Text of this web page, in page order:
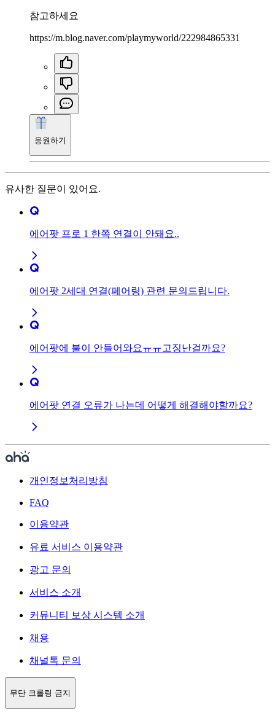
참고하세요
https://m.blog.naver.com/playmyworld/222984865331
응원하기
유사한 질문이 있어요.
에어팟 프로 1 한쪽 연결이 안돼요..
에어팟 2세대 연결(페어링) 관련 문의드립니다.
에어팟에 불이 안들어와요ㅠㅠ고징난걸까요?
에어팟 연결 오류가 나는데 어떻게 해결해야할까요?
개인정보처리방침
FAQ
이용약관
유료 서비스 이용약관
광고 문의
서비스 소개
커뮤니티 보상 시스템 소개
채용
채널톡 문의
무단 크롤링 금지